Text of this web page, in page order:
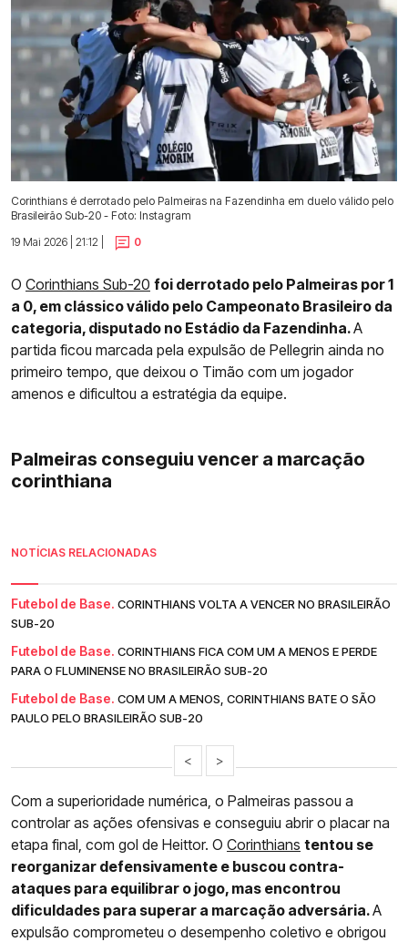
Corinthians é derrotado pelo Palmeiras na Fazendinha em duelo válido pelo
Brasileirão Sub-20 - Foto: Instagram
19 Mai 2026 | 21:12 |
0
O Corinthians Sub-20 foi derrotado pelo Palmeiras por 1
a 0, em clássico válido pelo Campeonato Brasileiro da
categoria, disputado no Estádio da Fazendinha.A
partida ficou marcada pela expulsão de Pellegrin ainda no
primeiro tempo, que deixou o Timão com um jogador
amenos e dificultou a estratégia da equipe.
Palmeiras conseguiu vencer a marcação
corinthiana
NOTÍCIAS RELACIONADAS
Futebol de Base. CORINTHIANS VOLTA A VENCER NO BRASILEIRÃO
SUB-20
Futebol de Base. CORINTHIANS FICA COM UM A MENOS E PERDE
PARA O FLUMINENSE NO BRASILEIRÃO SUB-20
Futebol de Base. COM UM A MENOS, CORINTHIANS BATE O SÃO
PAULO PELO BRASILEIRÃO SUB-20
< >
Com a superioridade numérica, o Palmeiras passou a
controlar as ações ofensivas e conseguiu abrir o placar na
etapa final, com gol de Heittor. O Corinthians tentou se
reorganizar defensivamente e buscou contra-
ataques para equilibrar o jogo, mas encontrou
dificuldades para superar a marcação adversária.A
expulsão comprometeu o desempenho coletivo e obrigou